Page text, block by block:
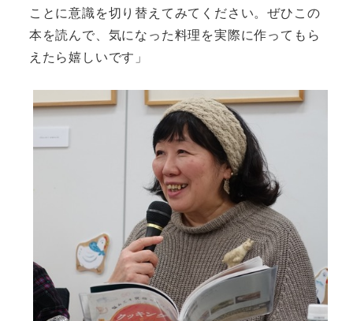
ことに意識を切り替えてみてください。ぜひこの
本を読んで、気になった料理を実際に作ってもら
えたら嬉しいです」